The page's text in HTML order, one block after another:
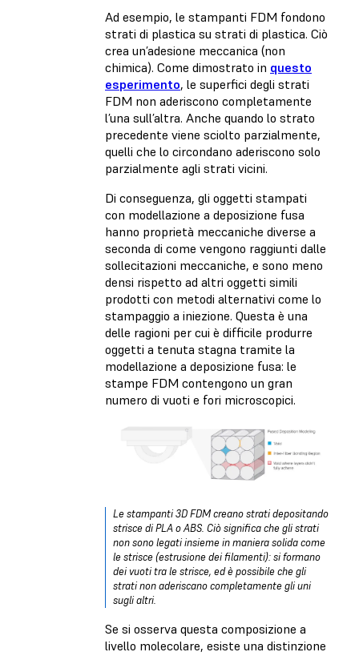
Ad esempio, le stampanti FDM fondono
strati di plastica su strati di plastica. Ciò
crea un’adesione meccanica (non
chimica). Come dimostrato in questo
esperimento, le superfici degli strati
FDM non aderiscono completamente
l’una sull’altra. Anche quando lo strato
precedente viene sciolto parzialmente,
quelli che lo circondano aderiscono solo
parzialmente agli strati vicini.
Di conseguenza, gli oggetti stampati
con modellazione a deposizione fusa
hanno proprietà meccaniche diverse a
seconda di come vengono raggiunti dalle
sollecitazioni meccaniche, e sono meno
densi rispetto ad altri oggetti simili
prodotti con metodi alternativi come lo
stampaggio a iniezione. Questa è una
delle ragioni per cui è difficile produrre
oggetti a tenuta stagna tramite la
modellazione a deposizione fusa: le
stampe FDM contengono un gran
numero di vuoti e fori microscopici.
Le stampanti 3D FDM creano strati depositando
strisce di PLA o ABS. Ciò significa che gli strati
non sono legati insieme in maniera solida come
le strisce (estrusione dei filamenti): si formano
dei vuoti tra le strisce, ed è possibile che gli
strati non aderiscano completamente gli uni
sugli altri.
Se si osserva questa composizione a
livello molecolare, esiste una distinzione